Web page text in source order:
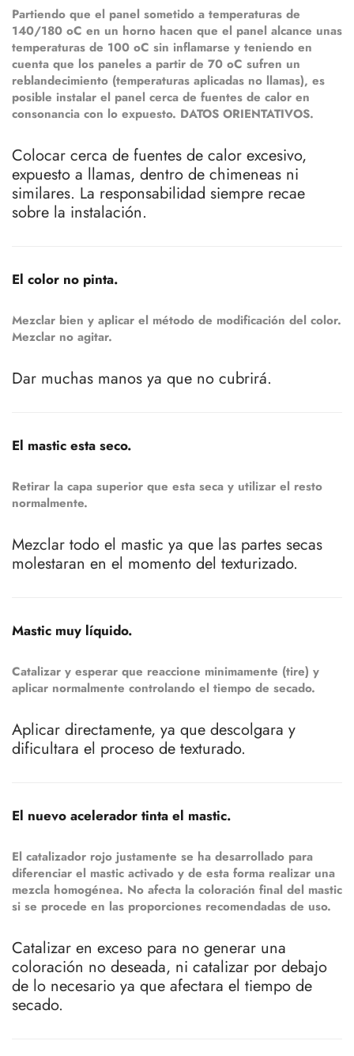
Partiendo que el panel sometido a temperaturas de
140/180 oC en un horno hacen que el panel alcance unas
temperaturas de 100 oC sin inflamarse y teniendo en
cuenta que los paneles a partir de 70 oC sufren un
reblandecimiento (temperaturas aplicadas no llamas), es
posible instalar el panel cerca de fuentes de calor en
consonancia con lo expuesto. DATOS ORIENTATIVOS.
Colocar cerca de fuentes de calor excesivo,
expuesto a llamas, dentro de chimeneas ni
similares. La responsabilidad siempre recae
sobre la instalación.
El color no pinta.
Mezclar bien y aplicar el método de modificación del color.
Mezclar no agitar.
Dar muchas manos ya que no cubrirá.
El mastic esta seco.
Retirar la capa superior que esta seca y utilizar el resto
normalmente.
Mezclar todo el mastic ya que las partes secas
molestaran en el momento del texturizado.
Mastic muy líquido.
Catalizar y esperar que reaccione minimamente (tire) y
aplicar normalmente controlando el tiempo de secado.
Aplicar directamente, ya que descolgara y
dificultara el proceso de texturado.
El nuevo acelerador tinta el mastic.
El catalizador rojo justamente se ha desarrollado para
diferenciar el mastic activado y de esta forma realizar una
mezcla homogénea. No afecta la coloración final del mastic
si se procede en las proporciones recomendadas de uso.
Catalizar en exceso para no generar una
coloración no deseada, ni catalizar por debajo
de lo necesario ya que afectara el tiempo de
secado.